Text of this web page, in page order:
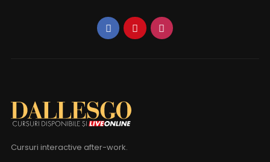
Cursuri interactive after-work.